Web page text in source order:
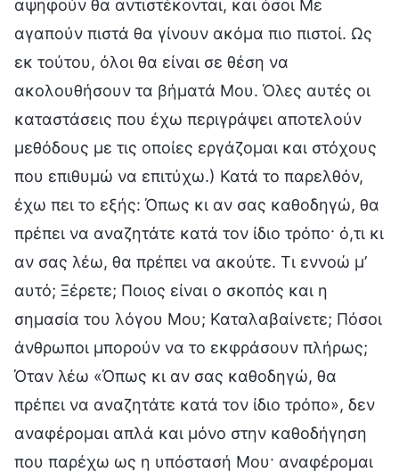
αψηφούν θα αντιστέκονται, και όσοι Με
αγαπούν πιστά θα γίνουν ακόμα πιο πιστοί. Ως
εκ τούτου, όλοι θα είναι σε θέση να
ακολουθήσουν τα βήματά Μου. Όλες αυτές οι
καταστάσεις που έχω περιγράψει αποτελούν
μεθόδους με τις οποίες εργάζομαι και στόχους
που επιθυμώ να επιτύχω.) Κατά το παρελθόν,
έχω πει το εξής: Όπως κι αν σας καθοδηγώ, θα
πρέπει να αναζητάτε κατά τον ίδιο τρόπο· ό,τι κι
αν σας λέω, θα πρέπει να ακούτε. Τι εννοώ μ’
αυτό; Ξέρετε; Ποιος είναι ο σκοπός και η
σημασία του λόγου Μου; Καταλαβαίνετε; Πόσοι
άνθρωποι μπορούν να το εκφράσουν πλήρως;
Όταν λέω «Όπως κι αν σας καθοδηγώ, θα
πρέπει να αναζητάτε κατά τον ίδιο τρόπο», δεν
αναφέρομαι απλά και μόνο στην καθοδήγηση
που παρέχω ως η υπόστασή Μου· αναφέρομαι